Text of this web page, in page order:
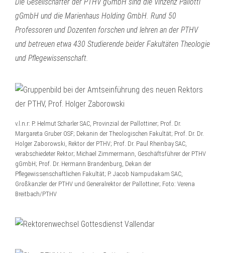
gGmbH und die Marienhaus Holding GmbH. Rund 50
Professoren und Dozenten forschen und lehren an der PTHV
und betreuen etwa 430 Studierende beider Fakultäten Theologie
und Pflegewissenschaft.
v.l.n.r: P. Helmut Scharler SAC, Provinzial der Pallottiner; Prof. Dr.
Margareta Gruber OSF; Dekanin der Theologischen Fakultät; Prof. Dr. Dr.
Holger Zaborowski, Rektor der PTHV; Prof. Dr. Paul Rheinbay SAC,
verabschiedeter Rektor; Michael Zimmermann, Geschäftsführer der PTHV
gGmbH; Prof. Dr. Hermann Brandenburg, Dekan der
Pflegewissenschaftlichen Fakultät; P. Jacob Nampudakam SAC,
Großkanzler der PTHV und Generalrektor der Pallottiner; Foto: Verena
Breitbach/PTHV